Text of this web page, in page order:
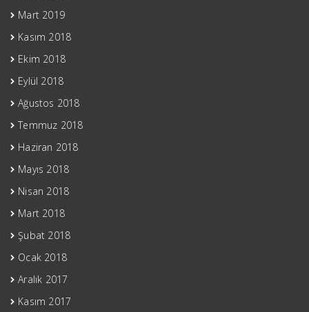
Mart 2019
Kasım 2018
Ekim 2018
Eylül 2018
Ağustos 2018
Temmuz 2018
Haziran 2018
Mayıs 2018
Nisan 2018
Mart 2018
Şubat 2018
Ocak 2018
Aralık 2017
Kasım 2017